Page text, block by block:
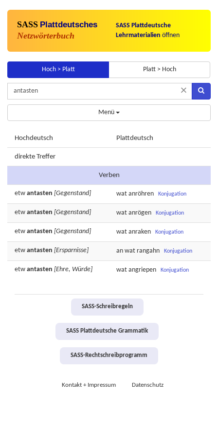
SASS Plattdeutsches
Netzwörterbuch
SASS Plattdeutsche
Lehrmaterialien öffnen
Hoch > Platt Platt > Hoch
×
Menü
Hochdeutsch Plattdeutsch
direkte Treffer
Verben
etw antasten [Gegenstand] wat anröhren Konjugation
etw antasten [Gegenstand] wat anrögen Konjugation
etw antasten [Gegenstand] wat anraken Konjugation
etw antasten [Ersparnisse] an wat rangahn Konjugation
etw antasten [Ehre, Würde] wat angriepen Konjugation
SASS-Schreibregeln
SASS Plattdeutsche Grammatik
SASS-Rechtschreibprogramm
Kontakt + Impressum Datenschutz